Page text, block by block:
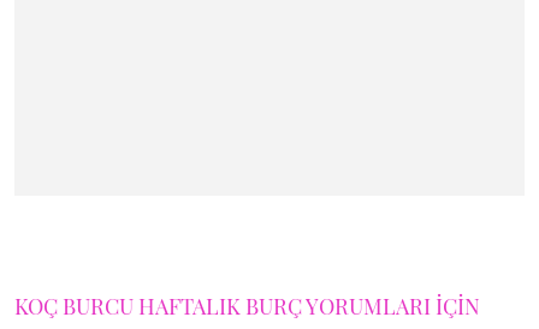
KOÇ BURCU HAFTALIK BURÇ YORUMLARI İÇİN